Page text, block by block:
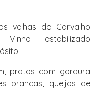
velhas de Carvalho
estabilizado
pratos com gordura
brancas, queijos de